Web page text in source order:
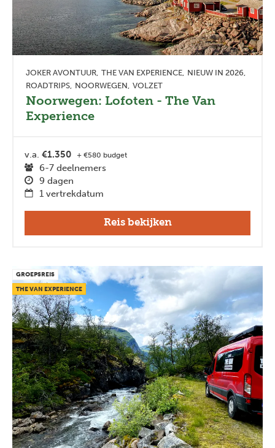
JOKER AVONTUUR THE VAN EXPERIENCE NIEUW IN 2026
ROADTRIPS NOORWEGEN VOLZET
Noorwegen: Lofoten - The Van
Experience
v.a. €1.350 + €580 budget
6-7 deelnemers
9 dagen
1 vertrekdatum
Reis bekijken
GROEPSREIS
THE VAN EXPERIENCE